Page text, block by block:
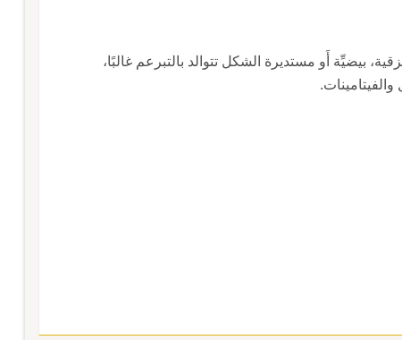
بيضيِّة أَو مستديرة الشكل تتوالد بالتبرعم غالبًا،